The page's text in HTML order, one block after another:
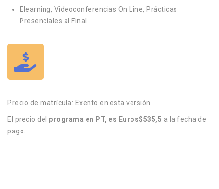
Elearning, Videoconferencias On Line, Prácticas
Presenciales al Final
Precio de matrícula: Exento en esta versión
El precio del programa en PT, es Euros$535,5 a la fecha de
pago.